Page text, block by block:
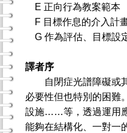
E 正向行為教案範本
F 目標作息的介入計
G 作為評估、目標設
譯者序
自閉症光譜障礙或
必要性但也特別的困難
設施……等，透過運用
能夠在結構化、一對一